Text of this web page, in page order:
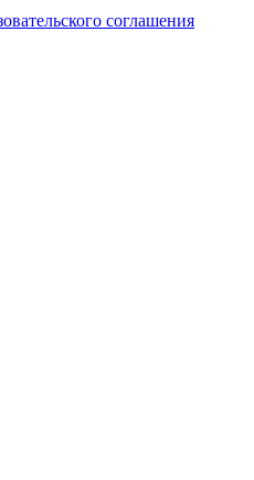
соглашения